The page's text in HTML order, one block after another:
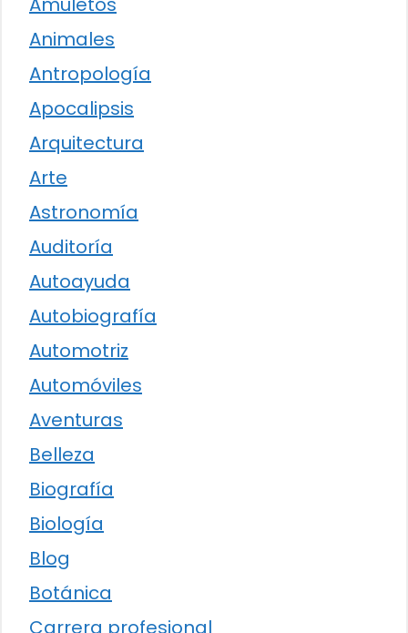
Animales
Antropología
Apocalipsis
Arquitectura
Arte
Astronomía
Auditoría
Autoayuda
Autobiografía
Automotriz
Automóviles
Aventuras
Belleza
Biografía
Biología
Blog
Botánica
Carrera profesional